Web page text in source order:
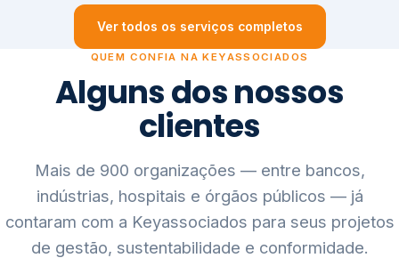
Ver todos os serviços completos
QUEM CONFIA NA KEYASSOCIADOS
Alguns dos nossos
clientes
Mais de 900 organizações — entre bancos,
indústrias, hospitais e órgãos públicos — já
contaram com a Keyassociados para seus projetos
de gestão, sustentabilidade e conformidade.